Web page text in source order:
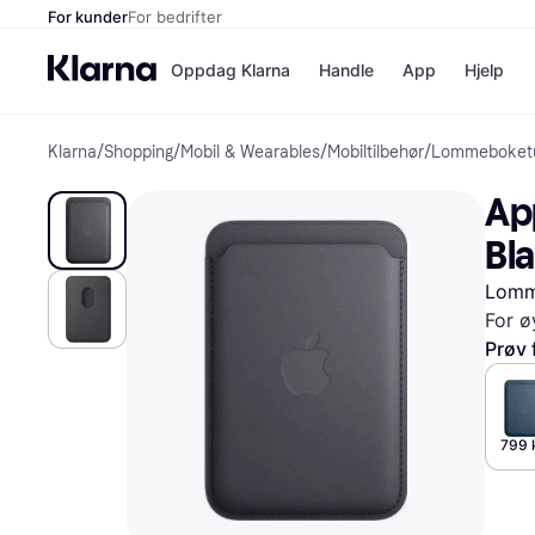
For kunderFor bedrifter
Oppdag Klarna
Betal nå
Betal i 3
Betal innen
Finansiering
Handle
Butikker
App Hjelp
Klarna/Shopping/Mobil & Wearables/Mobiltilbehør/
For
Prøv
799